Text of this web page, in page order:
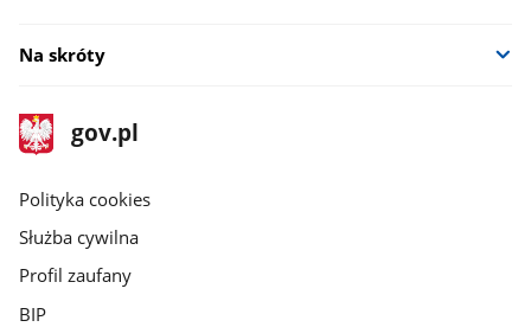
Na skróty
stopka
gov.pl
Strona
gov.pl
gov.pl
Polityka cookies
Służba cywilna
Profil zaufany
BIP